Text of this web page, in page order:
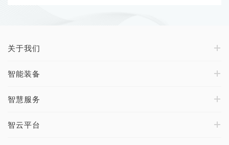
关于我们
智能装备
智慧服务
智云平台